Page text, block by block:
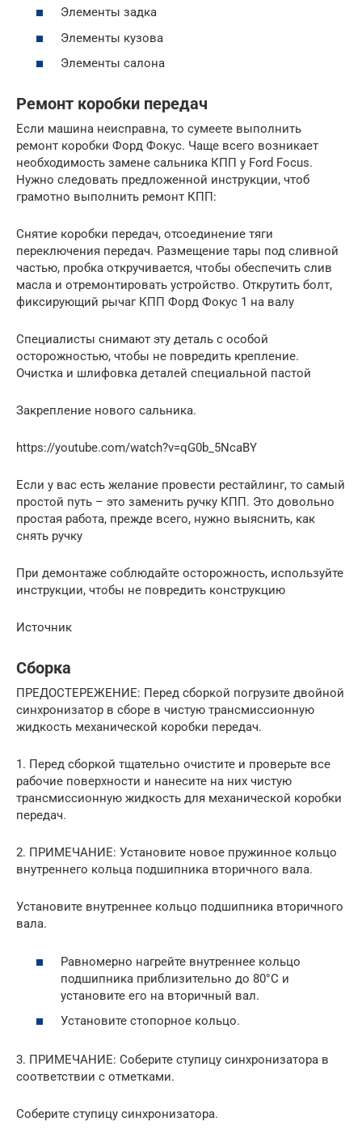
Элементы задка
Элементы кузова
Элементы салона
Ремонт коробки передач
Если машина неисправна, то сумеете выполнить
ремонт коробки Форд Фокус. Чаще всего возникает
необходимость замене сальника КПП у Ford Focus.
Нужно следовать предложенной инструкции, чтоб
грамотно выполнить ремонт КПП:
Снятие коробки передач, отсоединение тяги
переключения передач. Размещение тары под сливной
частью, пробка откручивается, чтобы обеспечить слив
масла и отремонтировать устройство. Открутить болт,
фиксирующий рычаг КПП Форд Фокус 1 на валу
Специалисты снимают эту деталь с особой
осторожностью, чтобы не повредить крепление.
Очистка и шлифовка деталей специальной пастой
Закрепление нового сальника.
https://youtube.com/watch?v=qG0b_5NcaBY
Если у вас есть желание провести рестайлинг, то самый
простой путь – это заменить ручку КПП. Это довольно
простая работа, прежде всего, нужно выяснить, как
снять ручку
При демонтаже соблюдайте осторожность, используйте
инструкции, чтобы не повредить конструкцию
Источник
Сборка
ПРЕДОСТЕРЕЖЕНИЕ: Перед сборкой погрузите двойной
синхронизатор в сборе в чистую трансмиссионную
жидкость механической коробки передач.
1. Перед сборкой тщательно очистите и проверьте все
рабочие поверхности и нанесите на них чистую
трансмиссионную жидкость для механической коробки
передач.
2. ПРИМЕЧАНИЕ: Установите новое пружинное кольцо
внутреннего кольца подшипника вторичного вала.
Установите внутреннее кольцо подшипника вторичного
вала.
Равномерно нагрейте внутреннее кольцо
подшипника приблизительно до 80°C и
установите его на вторичный вал.
Установите стопорное кольцо.
3. ПРИМЕЧАНИЕ: Соберите ступицу синхронизатора в
соответствии с отметками.
Соберите ступицу синхронизатора.